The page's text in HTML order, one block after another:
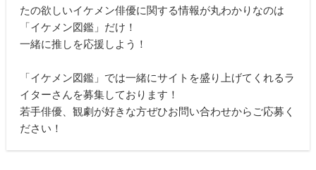
たの欲しいイケメン俳優に関する情報が丸わかりなのは
「イケメン図鑑」だけ！
一緒に推しを応援しよう！
「イケメン図鑑」では一緒にサイトを盛り上げてくれるラ
イターさんを募集しております！
若手俳優、観劇が好きな方ぜひお問い合わせからご応募く
ださい！